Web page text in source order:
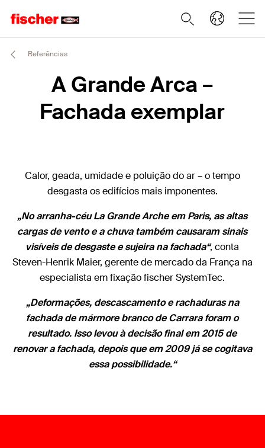
Referências
A Grande Arca –
Fachada exemplar
Calor, geada, umidade e poluição do ar – o tempo
desgasta os edifícios mais imponentes.
„No arranha-céu La Grande Arche em Paris, as altas
cargas de vento e a chuva também causaram sinais
visíveis de desgaste e sujeira na fachada“, conta
Steven-Henrik Maier, gerente de mercado da França na
especialista em fixação fischer SystemTec.
„Deformações, descascamento e rachaduras na
fachada de mármore branco de Carrara foram o
resultado. Isso levou à decisão final em 2015 de
renovar a fachada, depois que em 2009 já se cogitava
essa possibilidade.“